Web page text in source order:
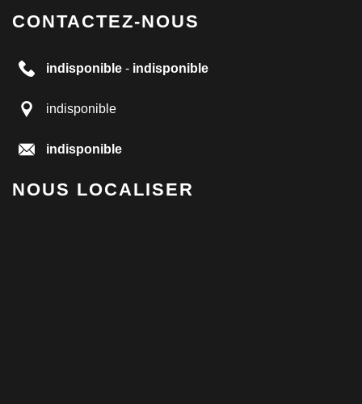
CONTACTEZ-NOUS
indisponible - indisponible
indisponible
indisponible
NOUS LOCALISER